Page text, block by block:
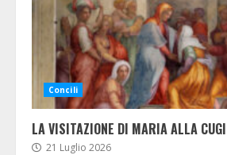
Concili
LA VISITAZIONE DI MARIA ALLA
21 Luglio 2026